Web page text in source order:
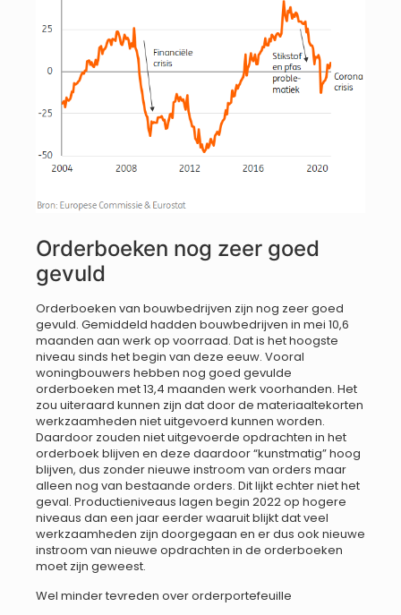
Orderboeken nog zeer goed
gevuld
Orderboeken van bouwbedrijven zijn nog zeer goed
gevuld. Gemiddeld hadden bouwbedrijven in mei 10,6
maanden aan werk op voorraad. Dat is het hoogste
niveau sinds het begin van deze eeuw. Vooral
woningbouwers hebben nog goed gevulde
orderboeken met 13,4 maanden werk voorhanden. Het
zou uiteraard kunnen zijn dat door de materiaaltekorten
werkzaamheden niet uitgevoerd kunnen worden.
Daardoor zouden niet uitgevoerde opdrachten in het
orderboek blijven en deze daardoor “kunstmatig” hoog
blijven, dus zonder nieuwe instroom van orders maar
alleen nog van bestaande orders. Dit lijkt echter niet het
geval. Productieniveaus lagen begin 2022 op hogere
niveaus dan een jaar eerder waaruit blijkt dat veel
werkzaamheden zijn doorgegaan en er dus ook nieuwe
instroom van nieuwe opdrachten in de orderboeken
moet zijn geweest.
Wel minder tevreden over orderportefeuille